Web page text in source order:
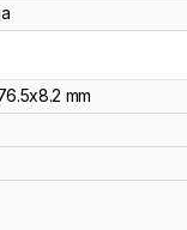
x8.2 mm